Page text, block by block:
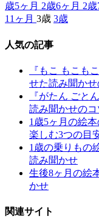
歳5ヶ月 2歳6ヶ月 2歳
11ヶ月 3歳 3歳
人気の記事
『もこ もこも
せた読み聞かせ
『がたん ごと
読み聞かせの
1歳5ヶ月の絵
楽しむ3つの目
1歳の乗りもの
読み聞かせ
生後8ヶ月の絵
かせ
関連サイト